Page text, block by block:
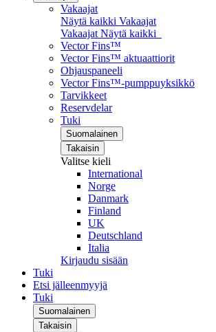
Vakaajat
Näytä kaikki Vakaajat
Vakaajat Näytä kaikki
Vector Fins™
Vector Fins™ aktuaattiorit
Ohjauspaneeli
Vector Fins™-pumppuyksikkö
Tarvikkeet
Reservdelar
Tuki
Suomalainen
Takaisin
Valitse kieli
International
Norge
Danmark
Finland
UK
Deutschland
Italia
Kirjaudu sisään
Tuki
Etsi jälleenmyyjä
Tuki
Suomalainen
Takaisin